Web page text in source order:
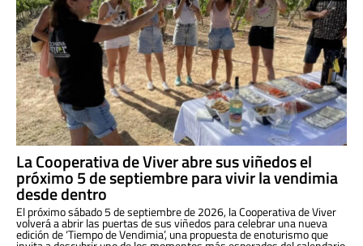
La Cooperativa de Viver abre sus viñedos el
próximo 5 de septiembre para vivir la vendimia
desde dentro
El próximo sábado 5 de septiembre de 2026, la Cooperativa de Viver
volverá a abrir las puertas de sus viñedos para celebrar una nueva
edición de ‘Tiempo de Vendimia’, una propuesta de enoturismo que